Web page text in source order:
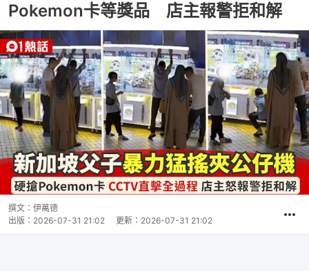
Pokemon卡等獎品 店主報警拒和解
撰文： 伊萬德
出版： 2026-07-31 21:02 更新： 2026-07-31 21:02